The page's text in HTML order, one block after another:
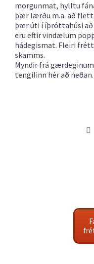
morgunmat, hylltu
þær lærðu m.a. að
þær úti í íþróttahúsi að
eru eftir vindælum
hádegismat. Fleiri
skamms.
Myndir frá
tengilinn hér að neðan.